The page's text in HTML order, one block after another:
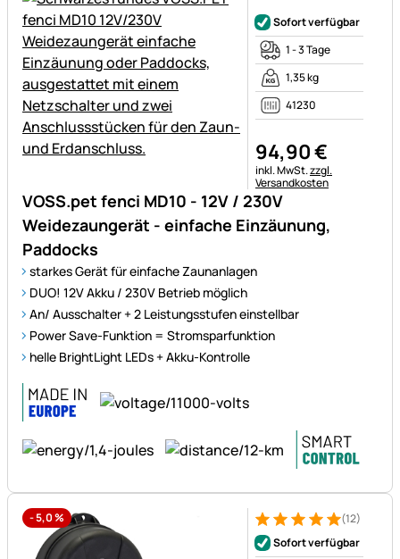
VOSS.pet fenci MD10 - 12V / 230V
Weidezaungerät - einfache Einzäunung,
Paddocks
starkes Gerät für einfache Zaunanlagen
DUO! 12V Akku / 230V Betrieb möglich
An/ Ausschalter + 2 Leistungsstufen einstellbar
Power Save-Funktion = Stromsparfunktion
helle BrightLight LEDs + Akku-Kontrolle
Sofort verfügbar
1 - 3 Tage
1,35 kg
41230
94,90€
Steuerhinweis:
inkl. MwSt.zzgl.
Versandkosten
-5,0% Bewertung: 5 von 5 (12
12 Bewertungen (12)
Sofort verfügbar